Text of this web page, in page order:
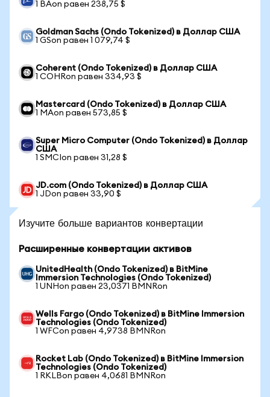
1 BAon равен 238,75 $
Goldman Sachs (Ondo Tokenized) в Доллар США
1 GSon равен 1 079,74 $
Coherent (Ondo Tokenized) в Доллар США
1 COHRon равен 334,93 $
Mastercard (Ondo Tokenized) в Доллар США
1 MAon равен 573,85 $
Super Micro Computer (Ondo Tokenized) в Доллар
США
1 SMCIon равен 31,28 $
JD.com (Ondo Tokenized) в Доллар США
1 JDon равен 33,90 $
Изучите больше вариантов конвертации
Расширенные конвертации активов
UnitedHealth (Ondo Tokenized) в BitMine
Immersion Technologies (Ondo Tokenized)
1 UNHon равен 23,0371 BMNRon
Wells Fargo (Ondo Tokenized) в BitMine Immersion
Technologies (Ondo Tokenized)
1 WFCon равен 4,9738 BMNRon
Rocket Lab (Ondo Tokenized) в BitMine Immersion
Technologies (Ondo Tokenized)
1 RKLBon равен 4,0681 BMNRon